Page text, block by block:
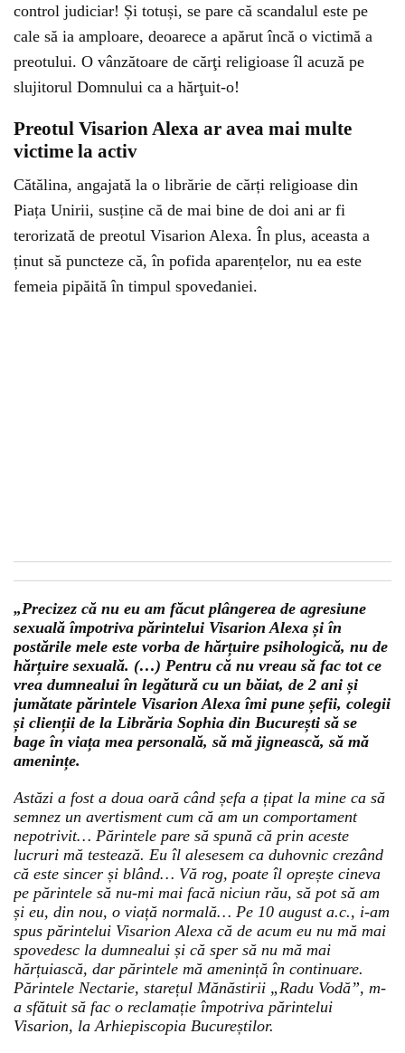
control judiciar! Și totuși, se pare că scandalul este pe
cale să ia amploare, deoarece a apărut încă o victimă a
preotului. O vânzătoare de cărţi religioase îl acuză pe
slujitorul Domnului ca a hărţuit-o!
Preotul Visarion Alexa ar avea mai multe
victime la activ
Cătălina, angajată la o librărie de cărți religioase din
Piața Unirii, susține că de mai bine de doi ani ar fi
terorizată de preotul Visarion Alexa. În plus, aceasta a
ținut să puncteze că, în pofida aparențelor, nu ea este
femeia pipăită în timpul spovedaniei.
„Precizez că nu eu am făcut plângerea de agresiune
sexuală împotriva părintelui Visarion Alexa și în
postările mele este vorba de hărțuire psihologică, nu de
hărțuire sexuală. (…) Pentru că nu vreau să fac tot ce
vrea dumnealui în legătură cu un băiat, de 2 ani și
jumătate părintele Visarion Alexa îmi pune șefii, colegii
și clienții de la Librăria Sophia din București să se
bage în viața mea personală, să mă jignească, să mă
amenințe.
Astăzi a fost a doua oară când șefa a țipat la mine ca să
semnez un avertisment cum că am un comportament
nepotrivit… Părintele pare să spună că prin aceste
lucruri mă testează. Eu îl alesesem ca duhovnic crezând
că este sincer și blând… Vă rog, poate îl oprește cineva
pe părintele să nu-mi mai facă niciun rău, să pot să am
și eu, din nou, o viață normală… Pe 10 august a.c., i-am
spus părintelui Visarion Alexa că de acum eu nu mă mai
spovedesc la dumnealui și că sper să nu mă mai
hărțuiască, dar părintele mă amenință în continuare.
Părintele Nectarie, starețul Mănăstirii „Radu Vodă”, m-
a sfătuit să fac o reclamație împotriva părintelui
Visarion, la Arhiepiscopia Bucureștilor.